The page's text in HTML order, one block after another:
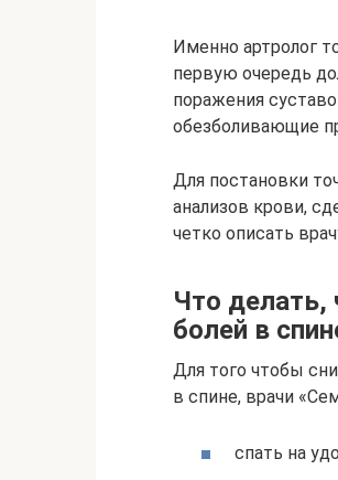
Именно артролог
первую очередь
поражения
обезболивающие
Для постановки
анализов крови,
четко описать
Что делать,
болей в
Для того чтобы
в спине, врачи
спать на